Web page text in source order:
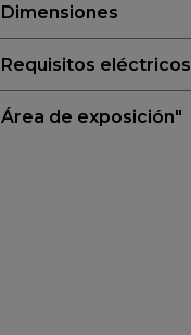
Dimensiones
Requisitos eléctricos
Área de exposición"